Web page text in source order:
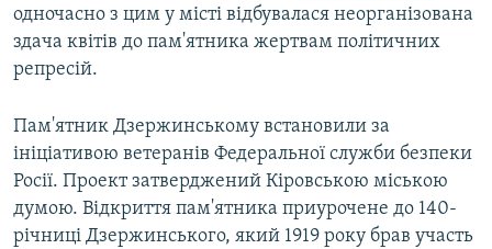
одночасно з цим у місті відбувалася неорганізована
здача квітів до пам'ятника жертвам політичних
репресій.
Пам'ятник Дзержинському встановили за
ініціативою ветеранів Федеральної служби безпеки
Росії. Проект затверджений Кіровською міською
думою. Відкриття пам'ятника приурочене до 140-
річниці Дзержинського, який 1919 року брав участь